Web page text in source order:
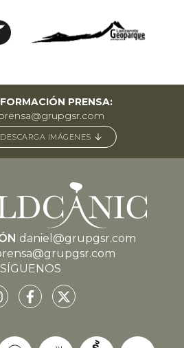
PRENSA:
DESCARGA IMÁGENES
daniel@grupgsr.com
SÍGUENOS